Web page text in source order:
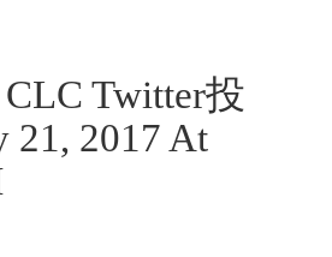
Twitter投
21, 2017 At